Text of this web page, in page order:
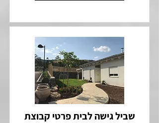
שביל גישה לבית פרטי קבוצת